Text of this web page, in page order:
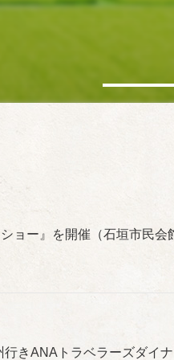
ョー』を開催（石垣市民
きANAトラベラーズダイ